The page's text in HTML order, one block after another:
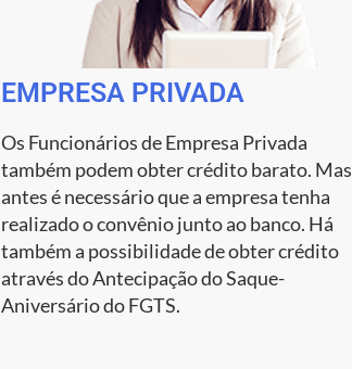
EMPRESA PRIVADA
Os Funcionários de Empresa Privada
também podem obter crédito barato. Mas
antes é necessário que a empresa tenha
realizado o convênio junto ao banco. Há
também a possibilidade de obter crédito
através do Antecipação do Saque-
Aniversário do FGTS.